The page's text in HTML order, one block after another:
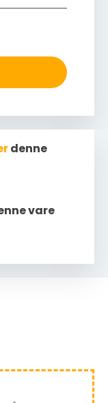
vare
denne